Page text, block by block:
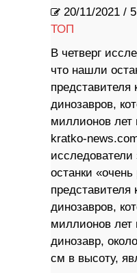
20/11/2021 /
ТОП
В четверг
что нашли
представителя
динозавров,
миллионов лет
kratko-
останки «очень
представителя
динозавров,
миллионов лет
динозавр,
см в высоту,